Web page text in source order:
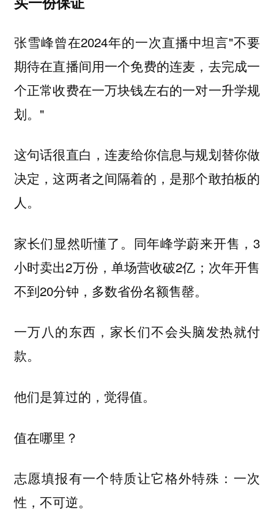
张雪峰曾在2024年的一次直播中坦言"不要
期待在直播间用一个免费的连麦，去完成一
个正常收费在一万块钱左右的一对一升学规
划。"
这句话很直白，连麦给你信息与规划替你做
决定，这两者之间隔着的，是那个敢拍板的
人。
家长们显然听懂了。同年峰学蔚来开售，3
小时卖出2万份，单场营收破2亿；次年开售
不到20分钟，多数省份名额售罄。
一万八的东西，家长们不会头脑发热就付
款。
他们是算过的，觉得值。
值在哪里？
志愿填报有一个特质让它格外特殊：一次
性，不可逆。